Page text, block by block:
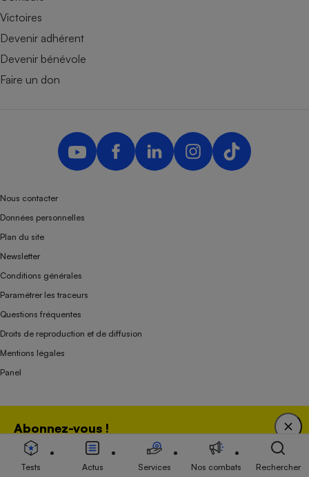
Abonnez-vous !
Bénéficiez d'une expertise unique tout en soutenant
une association 100 % indépendante de l'Etat, des
Victoires
Devenir adhérent
Devenir bénévole
Faire un don
Nous contacter
Données personnelles
Plan du site
Newsletter
Conditions générales
Paramétrer les traceurs
Questions fréquentes
Droits de reproduction et de diffusion
Mentions légales
Panel
Association indépendante de l’État, des syndicats, des producteurs et des
distributeurs depuis 1951.
Tests Actus Services Nos combats Rechercher